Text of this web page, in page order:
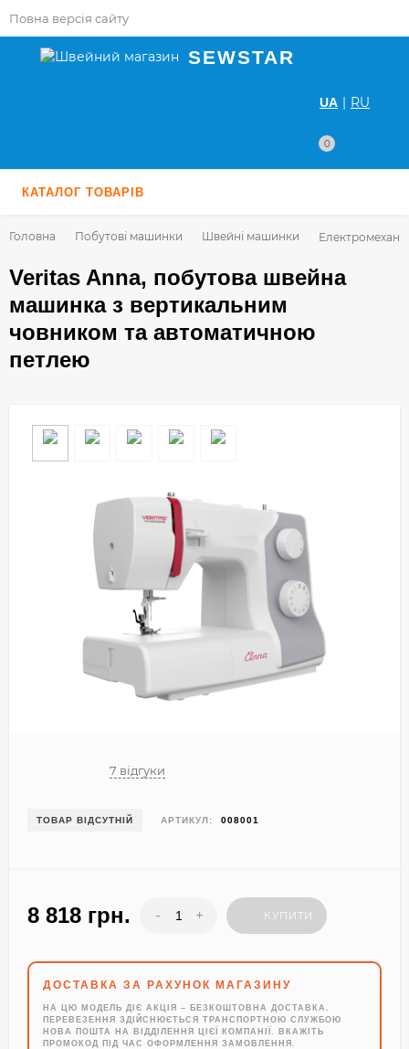
Повна версія сайту
UA | RU
0
SEWSTAR
КАТАЛОГ ТОВАРІВ
Головна Побутові машинки Швейні машинки
Veritas Anna, побутова швейна
машинка з вертикальним
човником та автоматичною
петлею
7 відгуки
ТОВАР ВІДСУТНІЙ АРТИКУЛ: 008001
8 818 грн. - + КУПИТИ
ДОСТАВКА ЗА РАХУНОК МАГАЗИНУ
НА ЦЮ МОДЕЛЬ ДІЄ АКЦІЯ – БЕЗКОШТОВНА ДОСТАВКА.
ПЕРЕВЕЗЕННЯ ЗДІЙСНЮЄТЬСЯ ТРАНСПОРТНОЮ СЛУЖБОЮ
НОВА ПОШТА НА ВІДДІЛЕННЯ ЦІЄЇ КОМПАНІЇ. ВКАЖІТЬ
ПРОМОКОД ПІД ЧАС ОФОРМЛЕННЯ ЗАМОВЛЕННЯ.